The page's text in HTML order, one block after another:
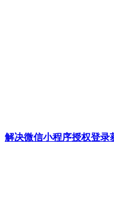
解决微信小程序授权登录